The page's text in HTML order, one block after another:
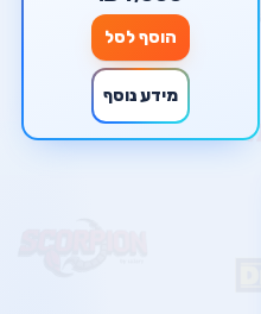
הוסף לסל
מידע נוסף